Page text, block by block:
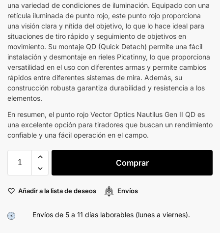
una variedad de condiciones de iluminación. Equipado con una
retícula iluminada de punto rojo, este punto rojo proporciona
una visión clara y nítida del objetivo, lo que lo hace ideal para
situaciones de tiro rápido y seguimiento de objetivos en
movimiento. Su montaje QD (Quick Detach) permite una fácil
instalación y desmontaje en rieles Picatinny, lo que proporciona
versatilidad en el uso con diferentes armas y permite cambios
rápidos entre diferentes sistemas de mira. Además, su
construcción robusta garantiza durabilidad y resistencia a los
elementos.
En resumen, el punto rojo Vector Optics Nautilus Gen II QD es
una excelente opción para tiradores que buscan un rendimiento
confiable y una fácil operación en el campo.
Comprar
Añadir a la lista de deseos Envíos
Envíos de 5 a 11 días laborables (lunes a viernes).